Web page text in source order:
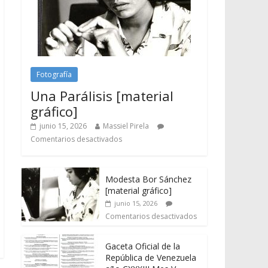
Fotografía
Una Parálisis [material
gráfico]
junio 15, 2026
Massiel Pirela
Comentarios desactivados
Modesta Bor Sánchez
[material gráfico]
junio 15, 2026
Comentarios desactivados
Gaceta Oficial de la
República de Venezuela